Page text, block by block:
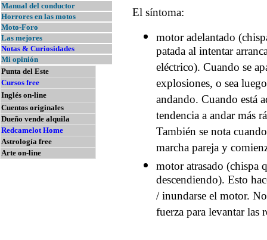
Manual del conductor
Horrores en las motos
Moto-Foro
Las mejores
Notas & Curiosidades
Mi opinión
Punta del Este
Cursos free
Inglés on-line
Cuentos originales
Dueño vende alquila
Redcamelot Home
Astrología free
Arte on-line
El síntoma:
motor adelantado
patada al intentar
eléctrico). Cuando se
explosiones, o sea
andando. Cuando está
tendencia a andar más
También se nota
marcha pareja y
motor atrasado (chispa
descendiendo). Esto
/ inundarse el motor.
fuerza para levantar las